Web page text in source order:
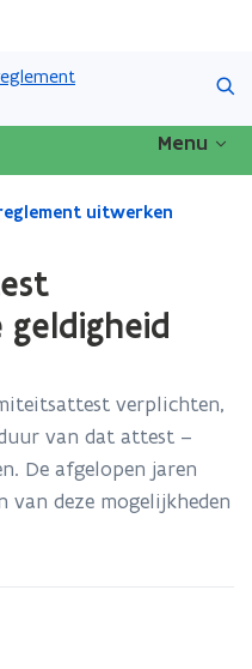
Menu
uitwerken
verplichten,
van dat attest –
De afgelopen jaren
van deze mogelijkheden